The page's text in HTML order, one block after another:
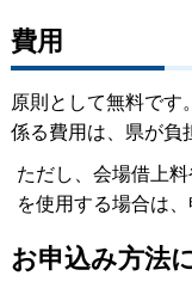
費用
原則として無料です
係る費用は、県が負
ただし、会場借上
を使用する場合は
お申込み方法